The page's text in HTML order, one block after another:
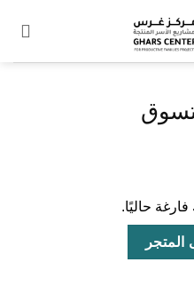
حاليًا.
المتجر